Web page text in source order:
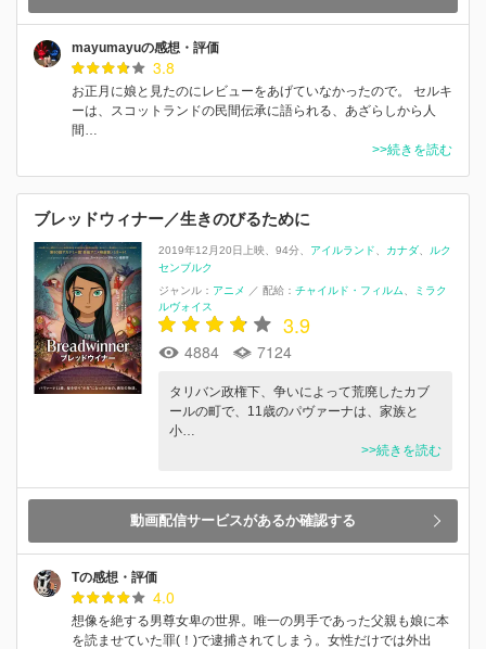
mayumayuの感想・評価
3.8
お正月に娘と見たのにレビューをあげていなかったので。 セルキ
ーは、スコットランドの民間伝承に語られる、あざらしから人
間…
>>続きを読む
ブレッドウィナー／生きのびるために
2019年12月20日上映 94分 アイルランド カナダ
ルク
センブルク
ジャンル： アニメ ／ 配給： チャイルド・フィルム
ミラク
ルヴォイス
3.9
4884 7124
タリバン政権下、争いによって荒廃したカブ
ールの町で、11歳のパヴァーナは、家族と
小…
>>続きを読む
動画配信サービスがあるか確認する
Tの感想・評価
4.0
想像を絶する男尊女卑の世界。唯一の男手であった父親も娘に本
を読ませていた罪(！)で逮捕されてしまう。女性だけでは外出